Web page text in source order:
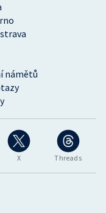
X Threads
námětů